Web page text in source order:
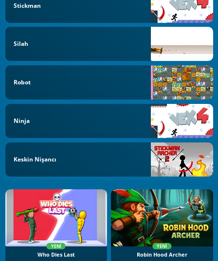
Stickman
Silah
Robot
Ninja
Keskin Nişancı
YENI
Who Dies Last
YENI
Robin Hood Archer